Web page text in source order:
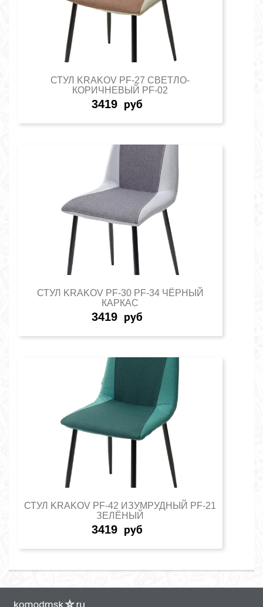
СТУЛ KRAKOV PF-27 СВЕТЛО-
КОРИЧНЕВЫЙ PF-02
3419 руб
СТУЛ KRAKOV PF-30 PF-34 ЧЁРНЫЙ
КАРКАС
3419 руб
СТУЛ KRAKOV PF-42 ИЗУМРУДНЫЙ PF-21
ЗЕЛЁНЫЙ
3419 руб